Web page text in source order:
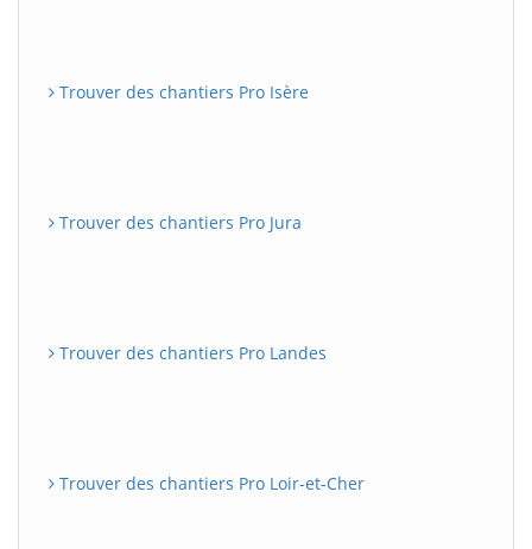
Trouver des chantiers Pro Isère
Trouver des chantiers Pro Jura
Trouver des chantiers Pro Landes
Trouver des chantiers Pro Loir-et-Cher